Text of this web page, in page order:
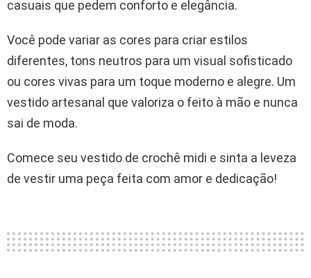
casuais que pedem conforto e elegância.
Você pode variar as cores para criar estilos
diferentes, tons neutros para um visual sofisticado
ou cores vivas para um toque moderno e alegre. Um
vestido artesanal que valoriza o feito à mão e nunca
sai de moda.
Comece seu vestido de crochê midi e sinta a leveza
de vestir uma peça feita com amor e dedicação!